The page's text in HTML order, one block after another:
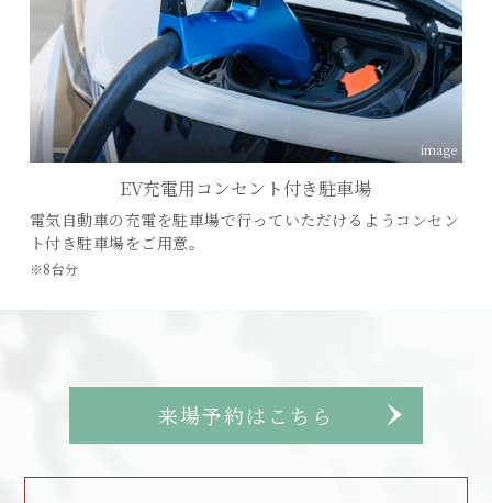
image
EV充電用コンセント付き駐車場
電気自動車の充電を駐車場で行っていただけるようコンセン
ト付き駐車場をご用意。
※8台分
来場予約はこちら